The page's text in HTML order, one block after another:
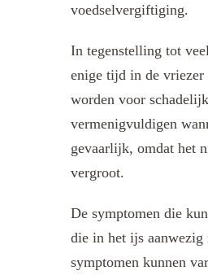
voedselvergiftiging.
In tegenstelling tot
enige tijd in de vriezer
worden voor
vermenigvuldigen
gevaarlijk, omdat het
vergroot.
De symptomen die
die in het ijs aanwezig
symptomen kunnen